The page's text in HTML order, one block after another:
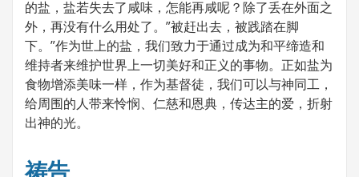
的盐，盐若失去了咸味，怎能再咸呢？除了丢在外面之
外，再没有什么用处了。”被赶出去，被践踏在脚
下。”作为世上的盐，我们致力于通过成为和平缔造和
维持者来维护世界上一切美好和正义的事物。正如盐为
食物增添美味一样，作为基督徒，我们可以与神同工，
给周围的人带来怜悯、仁慈和恩典，传达主的爱，折射
出神的光。
祷告